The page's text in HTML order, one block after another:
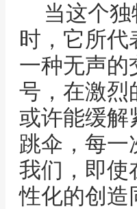
当这个
时，它所代
一种无声的
号，在激烈
或许能缓解
跳伞，每一
我们，即使
性化的创造